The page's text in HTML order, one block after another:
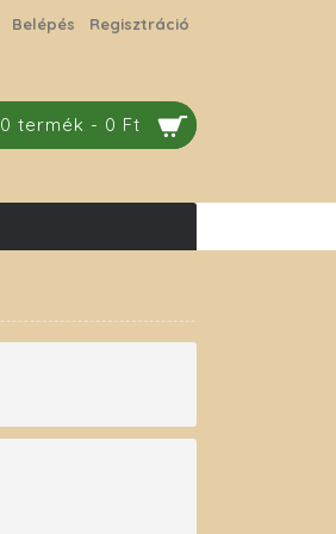
Belépés Regisztráció
0 termék - 0 Ft